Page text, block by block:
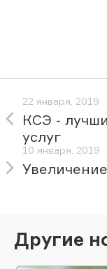
22 января, 2019
КСЭ -
услуг
10 января, 2019
Другие